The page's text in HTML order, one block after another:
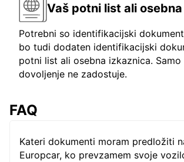
Vaš potni list ali
Potrebni so identifikacijski
bo tudi dodaten identifikacijski
potni list ali osebna izkaznica.
dovoljenje ne zadostuje.
FAQ
Kateri dokumenti moram predložiti
Europcar, ko prevzamem svoje